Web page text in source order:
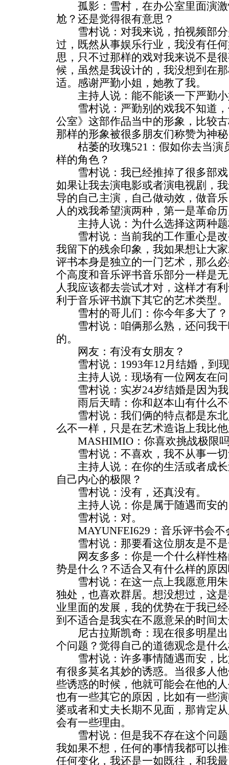
孤影：雪村，在办公室里面演激
尬？还是觉得很有意思？
雪村说：对我来说，拍视频部分
过，既然从事娱乐行业，我没有任
思，只不过那样的戏对我来说不是
候，虽然是我设计的，我没想到在
适。感谢严勤小姐，她教了我。
主持人说：能不能谈一下严勤小
雪村说：严勤别的戏我不知道，
公室》这部作品当中的形象，比较
那样的形象被很多朋友们称赞为神
枯萎的玫瑰521：假如你去当演
样的角色？
雪村说：我已经推掉了很多部戏
如果让我去演电影或者演电视剧，
导的自己主演，自己做动效，做音
人的戏我希望演两种，第一是革命
主持人说：为什么选择这两种题
雪村说：当前我的工作重心是改
我留下的残余印象，我如果想让大
评书本身是独立的一门艺术，那么
个高度和音乐评书音乐部分一样是
人我应该都去尝试才对，这样才有
利于音乐评书旗下其它的艺术类型。
雪村的哥儿们：你今年多大了？
雪村说：咱俩那么熟，还问我干
的。
网友：有没有女朋友？
雪村说：1993年12月结婚，到现
主持人说：现场有一位网友在问
雪村说：实岁24岁结婚是因为我
雨后天晴：你和赵本山有什么不
雪村说：我们俩的特点都是东北
么不一样，只是在艺术造诣上我比
MASHIMIO：你喜欢挑战极限
雪村说：不喜欢，我不从事一切
主持人说：在你的生活或者成长
自己内心的极限？
雪村说：没有，还真没有。
主持人说：你是属于随遇而安的
雪村说：对。
MAYUNFEI629：音乐评书会不
雪村说：那要看这位朋友是不是
网友多多：你是一个什么样性格
势是什么？不适合又有什么样的原
雪村说：在这一点上我愿意用朱
独处，也喜欢群居。想没想过，这
业里面的发展，我的优势在于我已
到不适合是我实在不愿意呆的时间
尼古拉斯凯奇：现在很多明星出
个问题？觉得自己的道德观念是什
雪村说：许多事情随遇而安，比
有很多莫名其妙的诱惑。当很多人
些诱惑的时候，他就可能会在他的
也有一些其它的原因，比如有一些
婆或者和丈夫长期不见面，那肯定
会有一些理由。
雪村说：但是我不存在这个问题
我如果不想，任何的事情我都可以
任何变化，我还是一如既往，和我